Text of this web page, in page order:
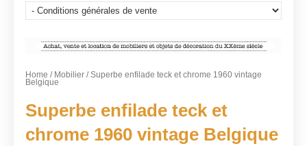
Home / Mobilier / Superbe enfilade teck et chrome 1960 vintage
Belgique
Superbe enfilade teck et
chrome 1960 vintage Belgique